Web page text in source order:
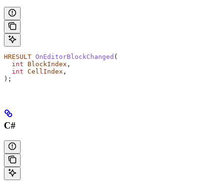
HRESULT OnEditorBlockChanged (
  int
BlockIndex ,
  int
CellIndex ,
);
C#